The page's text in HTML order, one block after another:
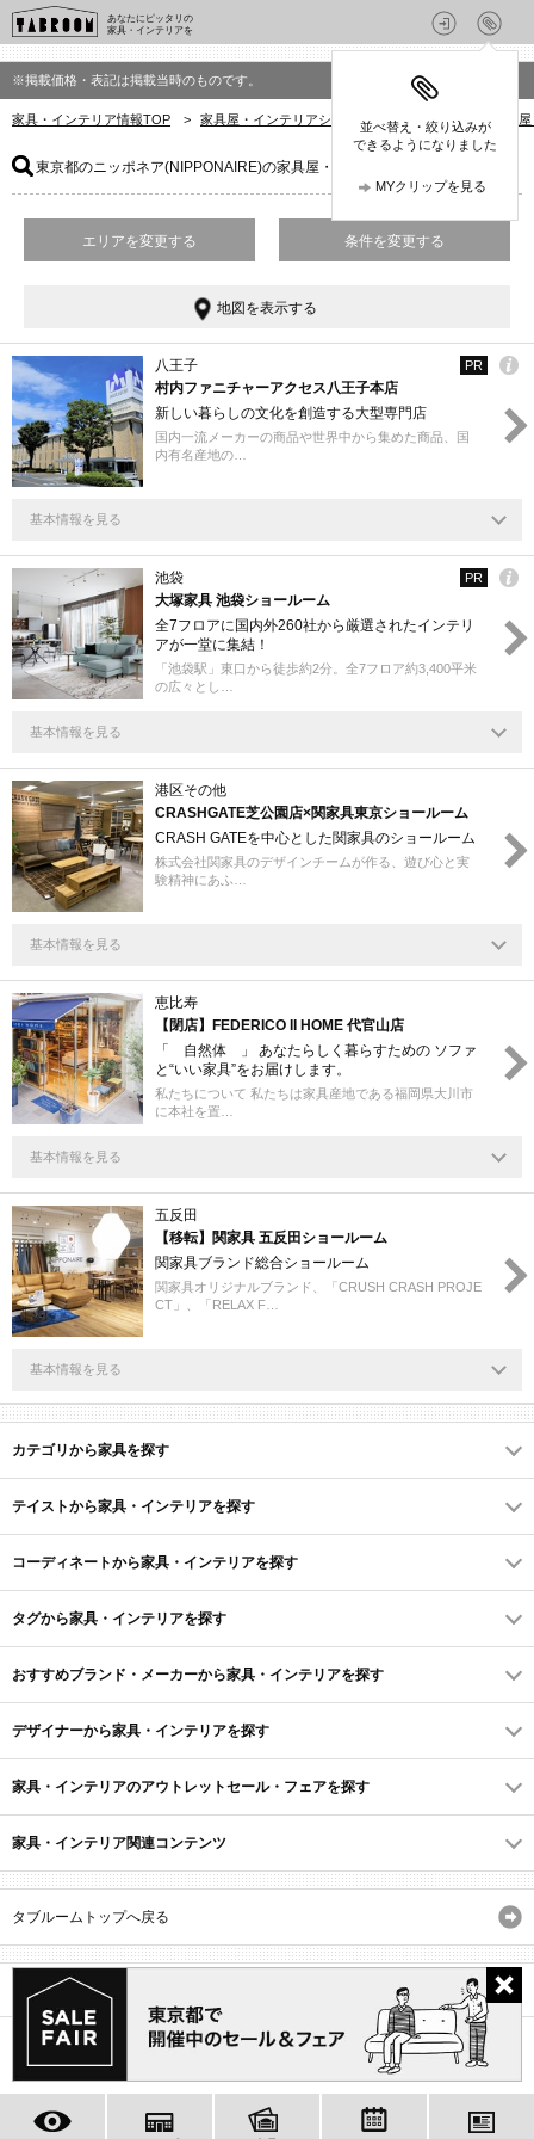
あなたにピッタリの
家具・インテリアを
並べ替え・絞り込みが
できるようになりました
MYクリップを見る
※掲載価格・表記は掲載当時のものです。
家具・インテリア情報TOP > 家具屋・インテリアショップを探す > 東京都の家具
東京都のニッポネア(NIPPONAIRE)の家具屋・インテリアショップ
エリアを変更する 条件を変更する
地図を表示する
PR
八王子
村内ファニチャーアクセス八王子本店
新しい暮らしの文化を創造する大型専門店
国内一流メーカーの商品や世界中から集めた商品、国
内有名産地の…
基本情報を見る
PR
池袋
大塚家具 池袋ショールーム
全7フロアに国内外260社から厳選されたインテリ
アが⼀堂に集結！
「池袋駅」東口から徒歩約2分。全7フロア約3,400平米
の広々とし…
基本情報を見る
港区その他
CRASHGATE芝公園店×関家具東京ショールーム
CRASH GATEを中心とした関家具のショールーム
株式会社関家具のデザインチームが作る、遊び心と実
験精神にあふ…
基本情報を見る
恵比寿
【閉店】FEDERICO II HOME 代官山店
「 自然体 」 あなたらしく暮らすための ソファ
と“いい家具”をお届けします。
私たちについて 私たちは家具産地である福岡県大川市
に本社を置…
基本情報を見る
五反田
【移転】関家具 五反田ショールーム
関家具ブランド総合ショールーム
関家具オリジナルブランド、「CRUSH CRASH PROJE
CT」、「RELAX F…
基本情報を見る
カテゴリから家具を探す
テイストから家具・インテリアを探す
コーディネートから家具・インテリアを探す
タグから家具・インテリアを探す
おすすめブランド・メーカーから家具・インテリアを探す
デザイナーから家具・インテリアを探す
家具・インテリアのアウトレットセール・フェアを探す
家具・インテリア関連コンテンツ
タブルームトップへ戻る
サイトマップ プライバシーポリシー